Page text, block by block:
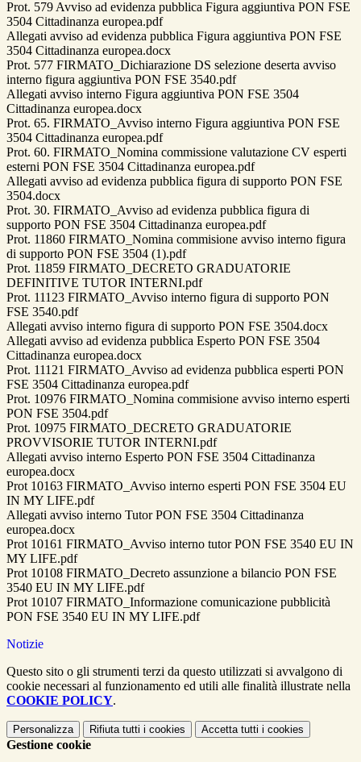
Prot. 579 Avviso ad evidenza pubblica Figura aggiuntiva PON FSE
3504 Cittadinanza europea.pdf
Allegati avviso ad evidenza pubblica Figura aggiuntiva PON FSE
3504 Cittadinanza europea.docx
Prot. 577 FIRMATO_Dichiarazione DS selezione deserta avviso
interno figura aggiuntiva PON FSE 3540.pdf
Allegati avviso interno Figura aggiuntiva PON FSE 3504
Cittadinanza europea.docx
Prot. 65. FIRMATO_Avviso interno Figura aggiuntiva PON FSE
3504 Cittadinanza europea.pdf
Prot. 60. FIRMATO_Nomina commissione valutazione CV esperti
esterni PON FSE 3504 Cittadinanza europea.pdf
Allegati avviso ad evidenza pubblica figura di supporto PON FSE
3504.docx
Prot. 30. FIRMATO_Avviso ad evidenza pubblica figura di
supporto PON FSE 3504 Cittadinanza europea.pdf
Prot. 11860 FIRMATO_Nomina commisione avviso interno figura
di supporto PON FSE 3504 (1).pdf
Prot. 11859 FIRMATO_DECRETO GRADUATORIE
DEFINITIVE TUTOR INTERNI.pdf
Prot. 11123 FIRMATO_Avviso interno figura di supporto PON
FSE 3540.pdf
Allegati avviso interno figura di supporto PON FSE 3504.docx
Allegati avviso ad evidenza pubblica Esperto PON FSE 3504
Cittadinanza europea.docx
Prot. 11121 FIRMATO_Avviso ad evidenza pubblica esperti PON
FSE 3504 Cittadinanza europea.pdf
Prot. 10976 FIRMATO_Nomina commisione avviso interno esperti
PON FSE 3504.pdf
Prot. 10975 FIRMATO_DECRETO GRADUATORIE
PROVVISORIE TUTOR INTERNI.pdf
Allegati avviso interno Esperto PON FSE 3504 Cittadinanza
europea.docx
Prot 10163 FIRMATO_Avviso interno esperti PON FSE 3504 EU
IN MY LIFE.pdf
Allegati avviso interno Tutor PON FSE 3504 Cittadinanza
europea.docx
Prot 10161 FIRMATO_Avviso interno tutor PON FSE 3540 EU IN
MY LIFE.pdf
Prot 10108 FIRMATO_Decreto assunzione a bilancio PON FSE
3540 EU IN MY LIFE.pdf
Prot 10107 FIRMATO_Informazione comunicazione pubblicità
PON FSE 3540 EU IN MY LIFE.pdf
Notizie
Questo sito o gli strumenti terzi da questo utilizzati si avvalgono di
cookie necessari al funzionamento ed utili alle finalità illustrate nella
COOKIE POLICY.
Personalizza Rifiuta tutti i cookies Accetta tutti i cookies
Gestione cookie